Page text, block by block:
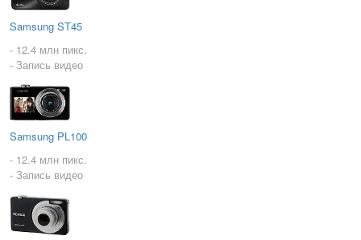
Samsung ST45
- 12.4 млн пикс.
- Запись видео
Samsung PL100
- 12.4 млн пикс.
- Запись видео